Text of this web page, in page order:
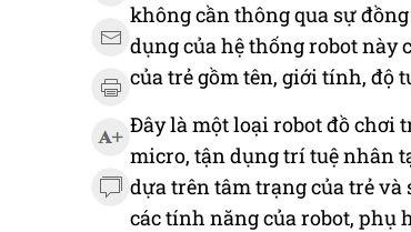
không cần thông qua sự
dụng của hệ thống robot này
của trẻ gồm tên, giới tính, độ
Đây là một loại robot đồ chơi
micro, tận dụng trí tuệ nhân
dựa trên tâm trạng của trẻ và
các tính năng của robot, phụ